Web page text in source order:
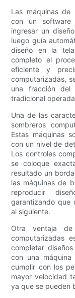
Las máquinas de
con un software
ingresar un
luego guía
diseño en la
completo el
eficiente y
computarizadas,
una fracción del
tradicional
Una de las
sombreros
Estas máquinas
con un nivel de
Los controles
se coloque
resultado un
las máquinas de
reproducir
garantizando que
al siguiente.
Otra ventaja
computarizadas
completar
con una
cumplir con los
mayor velocidad
ya que se pueden